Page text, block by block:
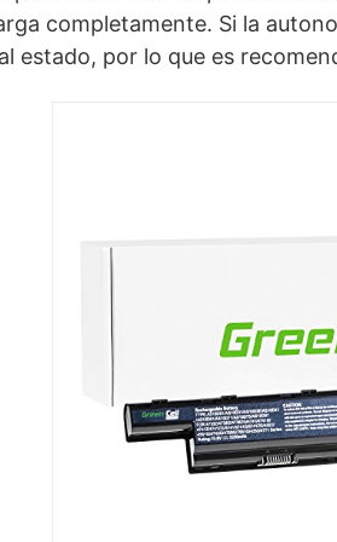
completamente. Si la
estado, por lo que es